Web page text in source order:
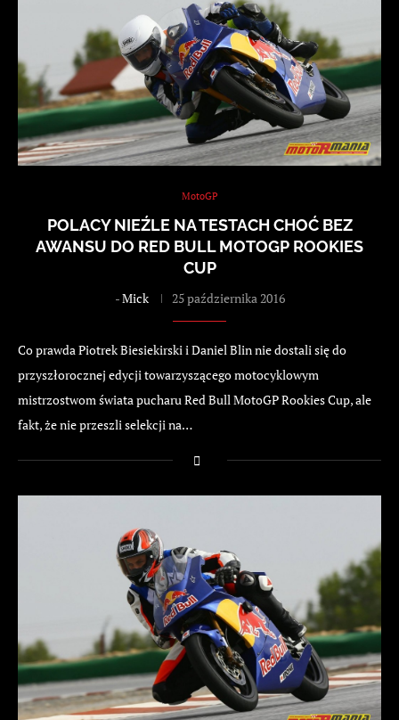
MotoGP
POLACY NIEŹLE NA TESTACH CHOĆ BEZ
AWANSU DO RED BULL MOTOGP ROOKIES
CUP
-Mick 25 października 2016
Co prawda Piotrek Biesiekirski i Daniel Blin nie dostali się do
przyszłorocznej edycji towarzyszącego motocyklowym
mistrzostwom świata pucharu Red Bull MotoGP Rookies Cup, ale
fakt, że nie przeszli selekcji na…